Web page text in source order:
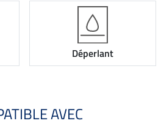
Déperlant
AVEC